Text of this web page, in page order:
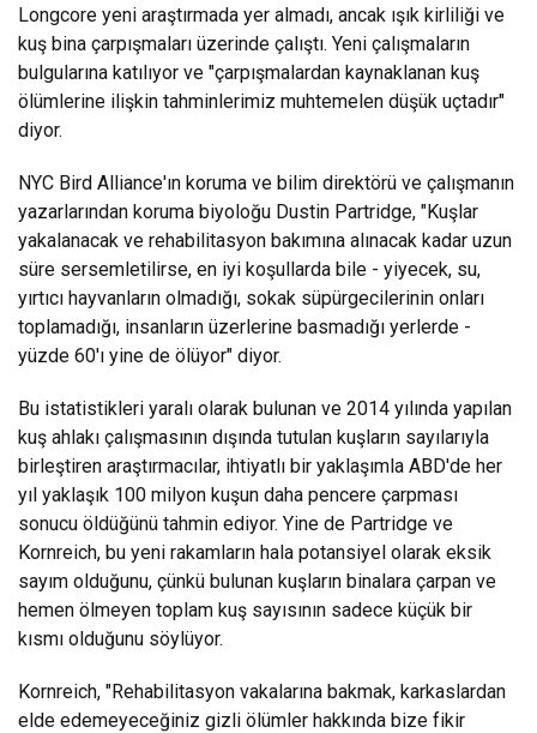
Longcore yeni araştırmada yer almadı, ancak ışık kirliliği ve
kuş bina çarpışmaları üzerinde çalıştı. Yeni çalışmaların
bulgularına katılıyor ve "çarpışmalardan kaynaklanan kuş
ölümlerine ilişkin tahminlerimiz muhtemelen düşük uçtadır"
diyor.
NYC Bird Alliance'ın koruma ve bilim direktörü ve çalışmanın
yazarlarından koruma biyoloğu Dustin Partridge, "Kuşlar
yakalanacak ve rehabilitasyon bakımına alınacak kadar uzun
süre sersemletilirse, en iyi koşullarda bile - yiyecek, su,
yırtıcı hayvanların olmadığı, sokak süpürgecilerinin onları
toplamadığı, insanların üzerlerine basmadığı yerlerde -
yüzde 60'ı yine de ölüyor" diyor.
Bu istatistikleri yaralı olarak bulunan ve 2014 yılında yapılan
kuş ahlakı çalışmasının dışında tutulan kuşların sayılarıyla
birleştiren araştırmacılar, ihtiyatlı bir yaklaşımla ABD'de her
yıl yaklaşık 100 milyon kuşun daha pencere çarpması
sonucu öldüğünü tahmin ediyor. Yine de Partridge ve
Kornreich, bu yeni rakamların hala potansiyel olarak eksik
sayım olduğunu, çünkü bulunan kuşların binalara çarpan ve
hemen ölmeyen toplam kuş sayısının sadece küçük bir
kısmı olduğunu söylüyor.
Kornreich, "Rehabilitasyon vakalarına bakmak, karkaslardan
elde edemeyeceğiniz gizli ölümler hakkında bize fikir